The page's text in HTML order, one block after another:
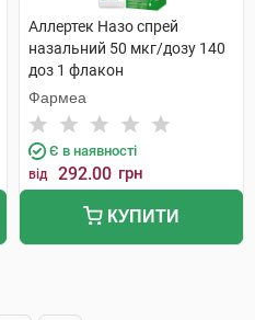
Аллертек Назо спрей
назальний 50 мкг/дозу 140
доз 1 флакон
Фармеа
Є в наявності
від 292.00 грн
КУПИТИ